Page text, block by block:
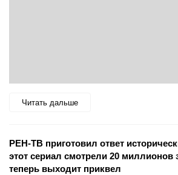
Читать дальше
РЕН-ТВ приготовил ответ
этот сериал смотрели 20 миллионов
теперь выходит приквел